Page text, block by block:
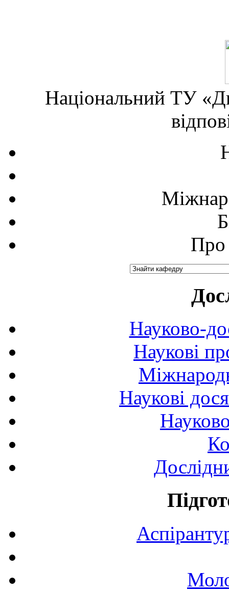
Національний ТУ
Про
Науково-
Наукові
Наукові